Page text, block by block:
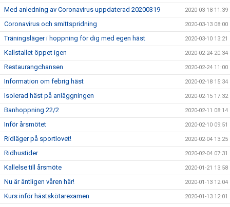
Med anledning av Coronavirus uppdaterad 20200319 2020-03-18 11:39
Coronavirus och smittspridning 2020-03-13 08:00
Träningsläger i hoppning för dig med egen häst 2020-03-10 13:21
Kallstallet öppet igen 2020-02-24 20:34
Restaurangchansen 2020-02-24 11:00
Information om febrig häst 2020-02-18 15:34
Isolerad häst på anläggningen 2020-02-15 17:32
Banhoppning 22/2 2020-02-11 08:14
Inför årsmötet 2020-02-10 09:51
Ridläger på sportlovet! 2020-02-04 13:25
Ridhustider 2020-02-04 07:31
Kallelse till årsmöte 2020-01-21 13:58
Nu är äntligen våren här! 2020-01-13 12:04
Kurs inför hästskötarexamen 2020-01-13 12:01